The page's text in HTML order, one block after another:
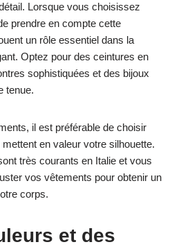
Lorsque vous choisissez
prendre en compte cette
un rôle essentiel dans la
Optez pour des ceintures en
sophistiquées et des bijoux
tenue.
il est préférable de choisir
en valeur votre silhouette.
très courants en Italie et vous
vos vêtements pour obtenir un
corps.
et des